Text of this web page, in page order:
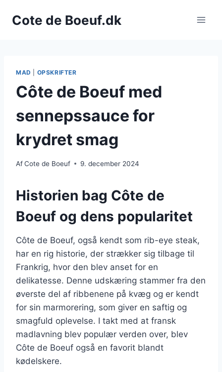
Cote de Boeuf.dk
MAD OPSKRIFTER
Côte de Boeuf med
sennepssauce for
krydret smag
AfCote de Boeuf 9. december 2024
Historien bag Côte de
Boeuf og dens popularitet
Côte de Boeuf, også kendt som rib-eye steak,
har en rig historie, der strækker sig tilbage til
Frankrig, hvor den blev anset for en
delikatesse. Denne udskæring stammer fra den
øverste del af ribbenene på kvæg og er kendt
for sin marmorering, som giver en saftig og
smagfuld oplevelse. I takt med at fransk
madlavning blev populær verden over, blev
Côte de Boeuf også en favorit blandt
kødelskere.